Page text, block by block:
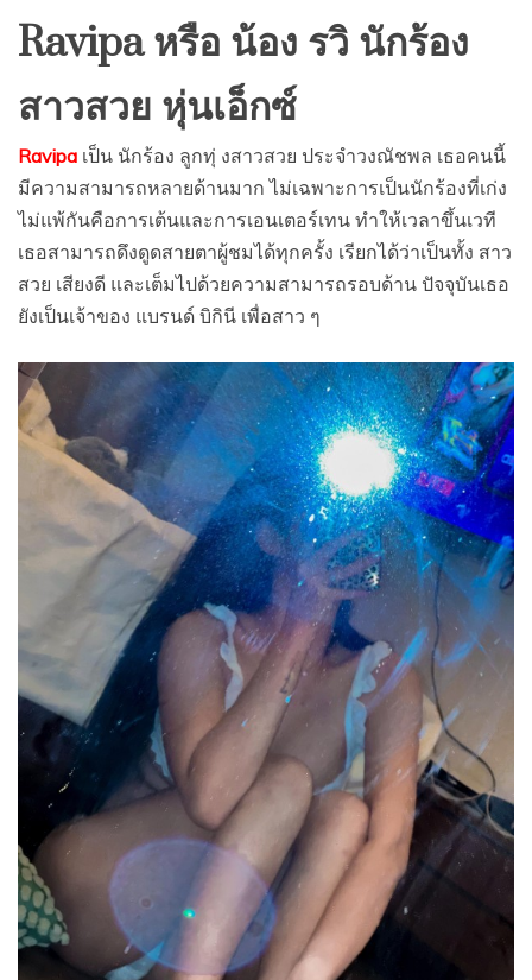
Ravipa หรือ น้อง รวิ นักร้อง
สาวสวย หุ่นเอ็กซ์
Ravipa เป็น นักร้อง ลูกทุ่ งสาวสวย ประจำวงณัชพล เธอคนนี้
มีความสามารถหลายด้านมาก ไม่เฉพาะการเป็นนักร้องที่เก่ง
ไม่แพ้กันคือการเต้นและการเอนเตอร์เทน ทำให้เวลาขึ้นเวที
เธอสามารถดึงดูดสายตาผู้ชมได้ทุกครั้ง เรียกได้ว่าเป็นทั้ง สาว
สวย เสียงดี และเต็มไปด้วยความสามารถรอบด้าน ปัจจุบันเธอ
ยังเป็นเจ้าของ แบรนด์ บิกินี เพื่อสาว ๆ